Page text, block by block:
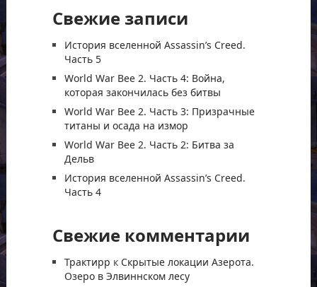
Свежие записи
История вселенной Assassin’s Creed.
Часть 5
World War Bee 2. Часть 4: Война,
которая закончилась без битвы
World War Bee 2. Часть 3: Призрачные
титаны и осада на измор
World War Bee 2. Часть 2: Битва за
Дельв
История вселенной Assassin’s Creed.
Часть 4
Свежие комментарии
Трактирр к Скрытые локации Азерота.
Озеро в Элвиннском лесу